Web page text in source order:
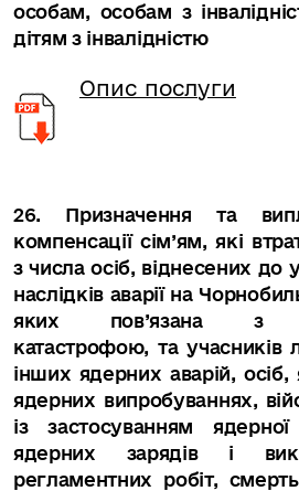
особам, особам з
дітям з інвалідністю
Опис послуги
26. Призначення та
компенсації сім’ям, які
з числа осіб, віднесених до
наслідків аварії на
яких пов’язана з
катастрофою, та учасників
інших ядерних аварій, осіб,
ядерних випробуваннях,
із застосуванням
ядерних зарядів і
регламентних робіт,